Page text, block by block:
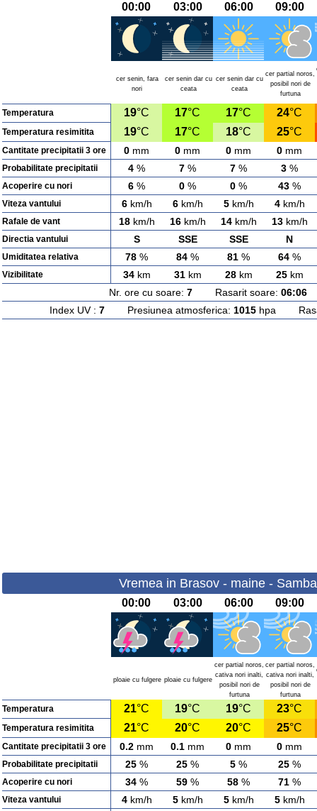
00:00 03:00 06:00 09:00
cer senin, fara
nori
cer senin dar cu
ceata
cer senin dar cu
ceata
cer partial noros,
posibil nori de
furtuna
Temperatura 19°C 17°C 17°C 24°C
Temperatura resimitita 19°C 17°C 18°C 25°C
Cantitate precipitatii 3 ore 0 mm 0 mm 0 mm 0 mm
Probabilitate precipitatii 4 % 7 % 7 % 3 %
Acoperire cu nori 6 % 0 % 0 % 43 %
Viteza vantului 6km/h 6km/h 5km/h 4km/h
Rafale de vant 18km/h 16km/h 14km/h 13km/h
Directia vantului S SSE SSE N
Umiditatea relativa 78 % 84 % 81 % 64 %
Vizibilitate 34km 31km 28km 25km
Nr. ore cu soare: 7Rasarit soare: 06:06
Index UV : 7 Presiunea atmosferica: 1015 hpa
Vremea in Brasov - maine -
00:00 03:00 06:00 09:00
ploaie cu fulgere ploaie cu fulgere
cer partial noros,
cativa nori inalti,
posibil nori de
furtuna
cer partial noros,
cativa nori inalti,
posibil nori de
furtuna
Temperatura 21°C 19°C 19°C 23°C
Temperatura resimitita 21°C 20°C 20°C 25°C
Cantitate precipitatii 3 ore 0.2 mm 0.1 mm 0 mm 0 mm
Probabilitate precipitatii 25 % 25 % 5 % 25 %
Acoperire cu nori 34 % 59 % 58 % 71 %
Viteza vantului 4km/h 5km/h 5km/h 5km/h